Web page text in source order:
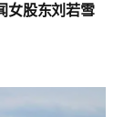
女股东刘若雪